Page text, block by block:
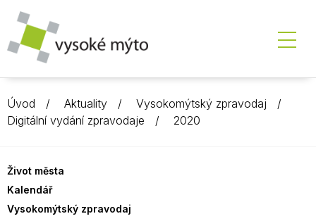
Úvod Aktuality
Vysokomýtský zpravodaj
Digitální vydání zpravodaje
2020
Život města
Kalendář
Vysokomýtský zpravodaj